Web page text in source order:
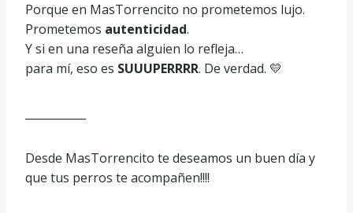
Porque en MasTorrencito no prometemos lujo.
Prometemos autenticidad.
Y si en una reseña alguien lo refleja…
para mí, eso es SUUUPERRRR. De verdad. 💛
Desde MasTorrencito te deseamos un buen día y
que tus perros te acompañen!!!!